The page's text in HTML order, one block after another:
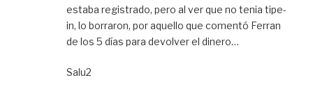
estaba registrado, pero al ver que no tenia tipe-
in, lo borraron, por aquello que comentó Ferran
de los 5 días para devolver el dinero…
Salu2